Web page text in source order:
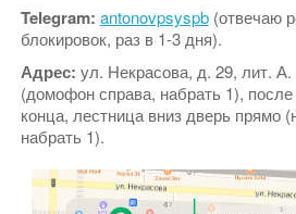
Telegram: antonovpsyspb(отвечаю
блокировок, раз в 1-3 дня).
Адрес: ул. Некрасова, д. 29, лит.
(домофон справа, набрать 1),
конца, лестница вниз дверь прямо
набрать 1).